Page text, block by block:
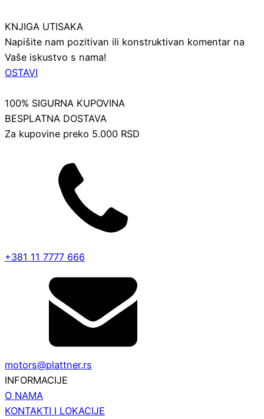
KNJIGA UTISAKA
Napišite nam pozitivan ili konstruktivan komentar na
Vaše iskustvo s nama!
OSTAVI
100% SIGURNA KUPOVINA
BESPLATNA DOSTAVA
Za kupovine preko 5.000 RSD
+381 11 7777 666
motors@plattner.rs
INFORMACIJE
O NAMA
KONTAKTI I LOKACIJE